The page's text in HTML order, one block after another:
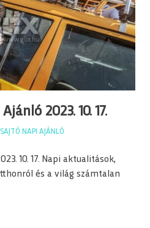
2023. 10. 17.
SAJTÓ NAPI AJÁNLÓ
10. 17. Napi aktualitások,
és a világ számtalan